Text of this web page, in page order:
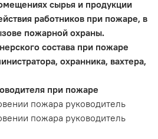
сырья и продукции
работников при пожаре, в
пожарной охраны.
состава при пожаре
охранника, вахтера,
при пожаре
пожара руководитель
пожара руководитель